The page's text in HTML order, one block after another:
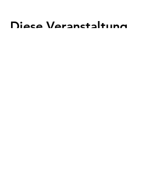
Diese Veranstaltung